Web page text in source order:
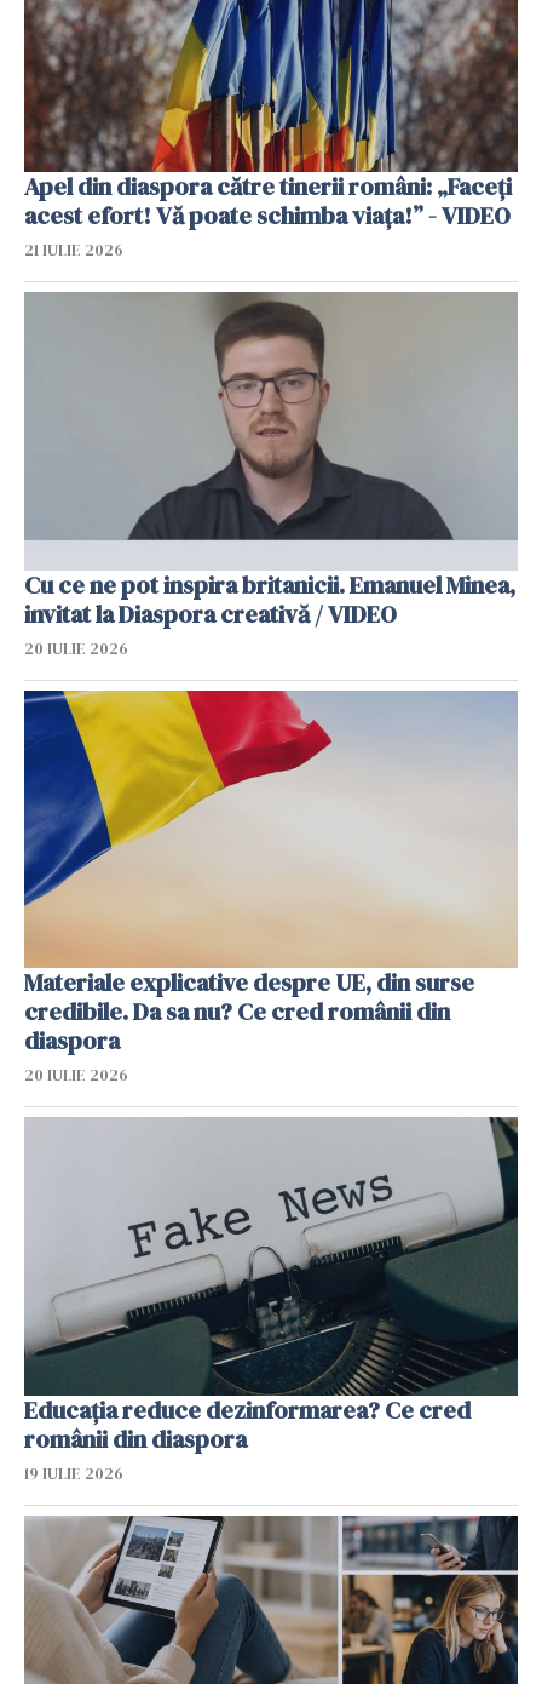
Apel din diaspora către tinerii români: „Faceți
acest efort! Vă poate schimba viața!” - VIDEO
21 IULIE 2026
Cu ce ne pot inspira britanicii. Emanuel Minea,
invitat la Diaspora creativă / VIDEO
20 IULIE 2026
Materiale explicative despre UE, din surse
credibile. Da sa nu? Ce cred românii din
diaspora
20 IULIE 2026
Educația reduce dezinformarea? Ce cred
românii din diaspora
19 IULIE 2026